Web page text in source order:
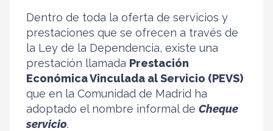
Dentro de toda la oferta de servicios y
prestaciones que se ofrecen a través de
la Ley de la Dependencia, existe una
prestación llamada Prestación
Económica Vinculada al Servicio (PEVS)
que en la Comunidad de Madrid ha
adoptado el nombre informal de Cheque
servicio.